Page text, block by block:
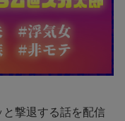
撃退する話を配信